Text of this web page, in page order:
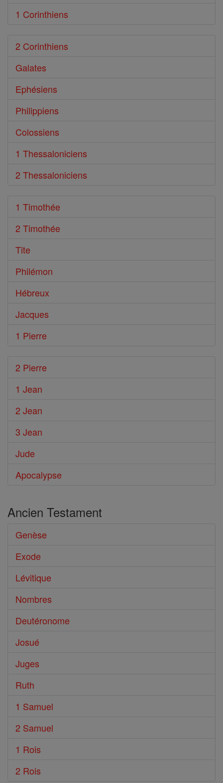
1 Corinthiens
2 Corinthiens
Galates
Ephésiens
Philippiens
Colossiens
1 Thessaloniciens
2 Thessaloniciens
1 Timothée
2 Timothée
Tite
Philémon
Hébreux
Jacques
1 Pierre
2 Pierre
1 Jean
2 Jean
3 Jean
Jude
Apocalypse
Ancien Testament
Genèse
Exode
Lévitique
Nombres
Deutéronome
Josué
Juges
Ruth
1 Samuel
2 Samuel
1 Rois
2 Rois